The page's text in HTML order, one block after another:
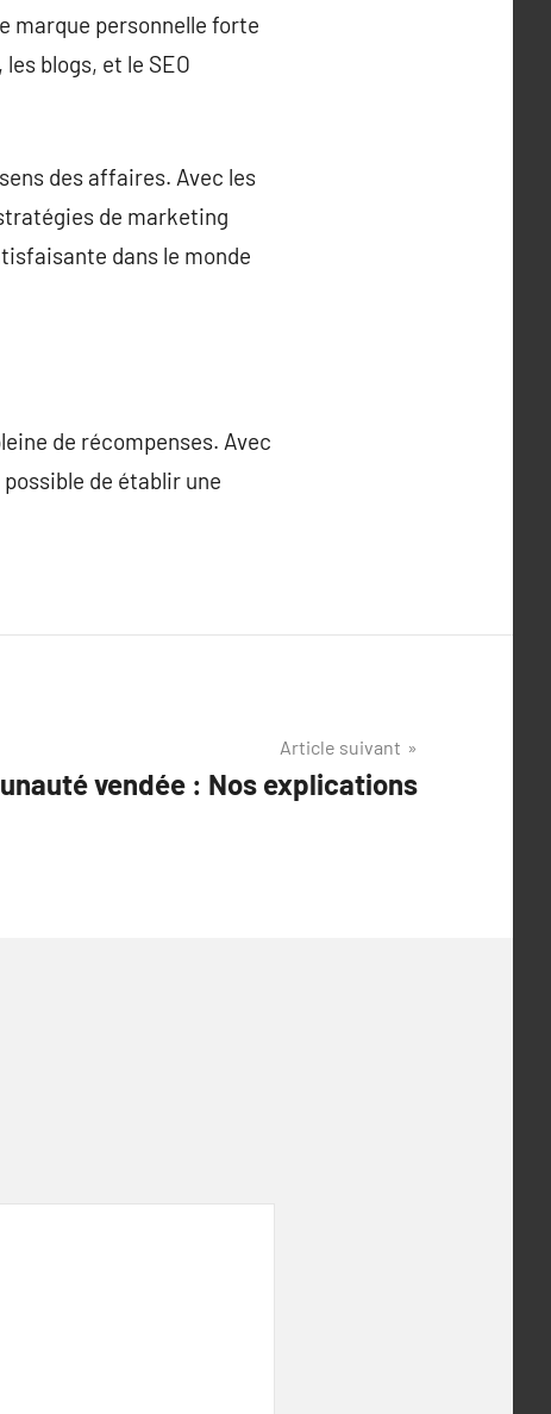
marque personnelle forte
blogs, et le SEO
des affaires. Avec les
de marketing
dans le monde
de récompenses. Avec
de établir une
Article suivant
vendée : Nos explications